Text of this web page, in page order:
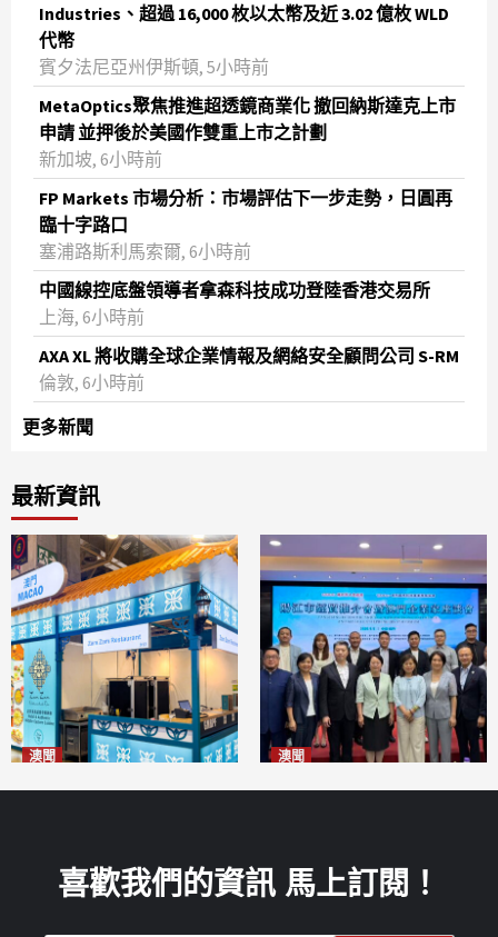
Industries、超過 16,000 枚以太幣及近 3.02 億枚 WLD
代幣
賓夕法尼亞州伊斯頓, 5小時前
MetaOptics聚焦推進超透鏡商業化 撤回納斯達克上市
申請 並押後於美國作雙重上市之計劃
新加坡, 6小時前
FP Markets 市場分析：市場評估下一步走勢，日圓再
臨十字路口
塞浦路斯利馬索爾, 6小時前
中國線控底盤領導者拿森科技成功登陸香港交易所
上海, 6小時前
AXA XL 將收購全球企業情報及網絡安全顧問公司 S-RM
倫敦, 6小時前
更多新聞
最新資訊
澳聞 澳聞
喜歡我們的資訊 馬上訂閱！